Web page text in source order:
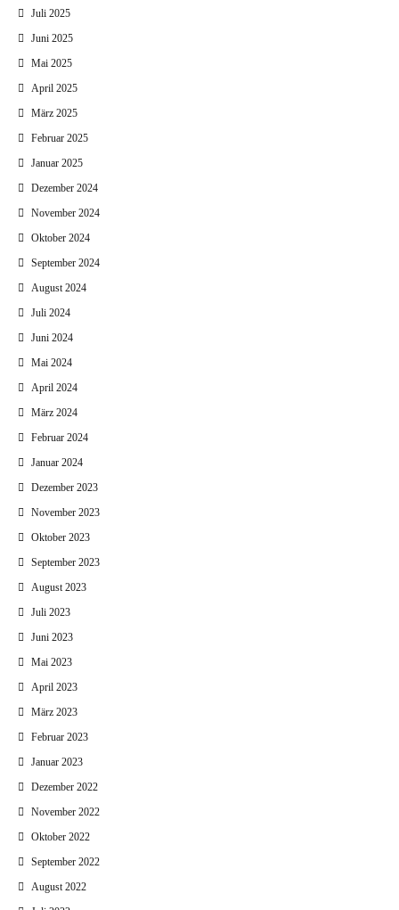
Juli 2025
Juni 2025
Mai 2025
April 2025
März 2025
Februar 2025
Januar 2025
Dezember 2024
November 2024
Oktober 2024
September 2024
August 2024
Juli 2024
Juni 2024
Mai 2024
April 2024
März 2024
Februar 2024
Januar 2024
Dezember 2023
November 2023
Oktober 2023
September 2023
August 2023
Juli 2023
Juni 2023
Mai 2023
April 2023
März 2023
Februar 2023
Januar 2023
Dezember 2022
November 2022
Oktober 2022
September 2022
August 2022